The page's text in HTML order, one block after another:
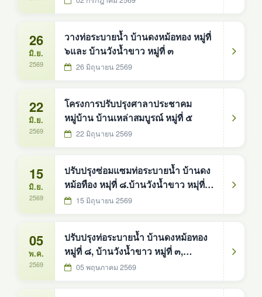
26
มิ.ย.
2569
วางท่อระบายน้ำ บ้านดงหม้อทอง หมู่ที่
๖และ บ้านวังน้ำขาว หมู่ที่ ๓
26 มิถุนายน 2569
22
มิ.ย.
2569
โครงการปรับปรุงศาลาประชาคม
หมู่บ้าน บ้านเหล่าสมบูรณ์ หมู่ที่ ๕
22 มิถุนายน 2569
15
มิ.ย.
2569
ปรับปรุงซ่อมแซมท่อระบายน้ำ บ้านดง
หม้อทือง หมุ่ที่ ๘.บ้านวังน้ำขาว หมุ่ที่
๓, บ้านดงหม้อทอง หมู่ที่ ๒,บ้านนา
15 มิถุนายน 2569
05
พ.ค.
2569
ปรับปรุงท่อระบายน้ำ บ้านดงหม้อทอง
หมู่ที่ ๘, บ้านวังน้ำขาว หมู่ที่ ๓,
บ้านนาเจริญ หมู่ที่ ๗,บ้านดงหม้อทอง
05 พฤษภาคม 2569